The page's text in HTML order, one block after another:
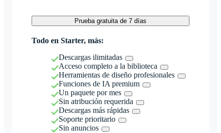
Prueba gratuita de 7 días
Todo en Starter, más:
Descargas ilimitadas
Acceso completo a la biblioteca
Herramientas de diseño profesionales
Funciones de IA premium
Un paquete por mes
Sin atribución requerida
Descargas más rápidas
Soporte prioritario
Sin anuncios